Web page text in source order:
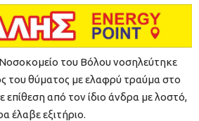
Νοσοκομείο του Βόλου νοσηλεύτηκε
του θύματος με ελαφρύ τραύμα στο
από τον ίδιο άνδρα με λοστό,
έλαβε εξιτήριο.